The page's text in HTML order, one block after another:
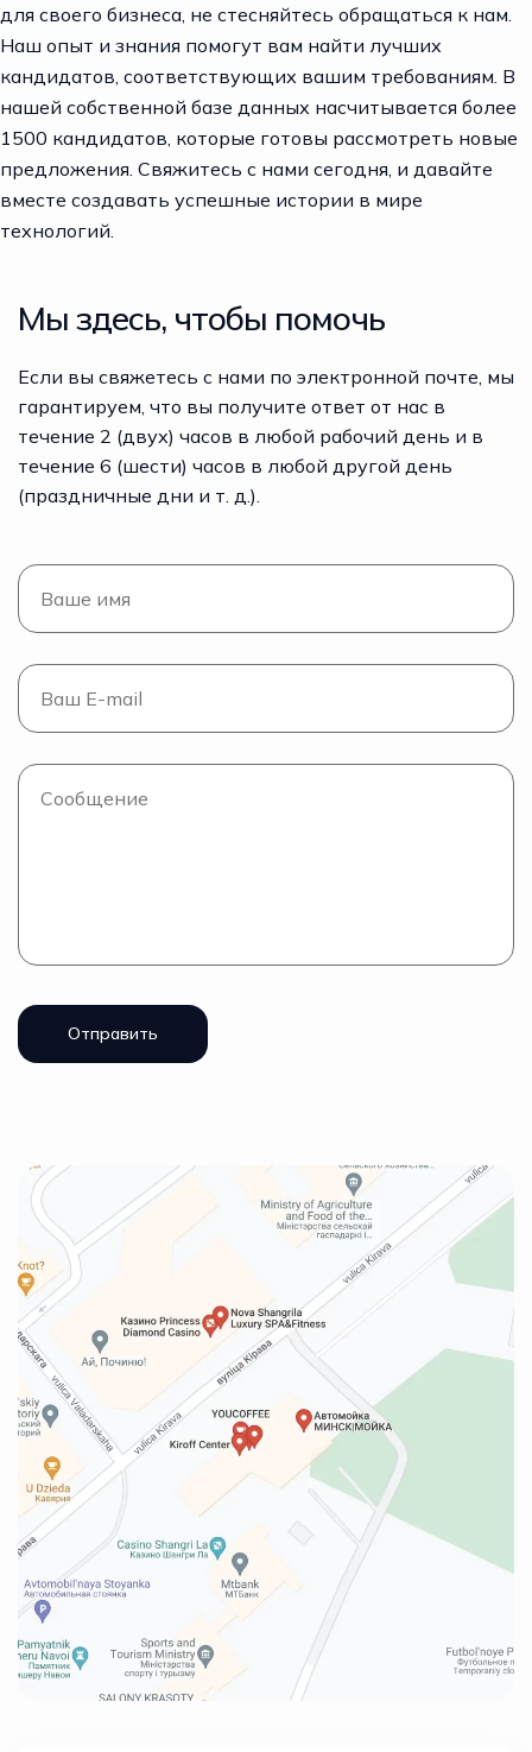
для своего бизнеса, не стесняйтесь обращаться к нам
Наш опыт и знания помогут вам найти лучших
кандидатов, соответствующих вашим требованиям. В
нашей собственной базе данных насчитывается более
1500 кандидатов, которые готовы рассмотреть новые
предложения. Свяжитесь с нами сегодня, и давайте
вместе создавать успешные истории в мире
технологий.
Мы здесь, чтобы помочь
Если вы свяжетесь с нами по электронной почте, мы
гарантируем, что вы получите ответ от нас в
течение 2 (двух) часов в любой рабочий день и в
течение 6 (шести) часов в любой другой день
(праздничные дни и т. д.).
Отправить